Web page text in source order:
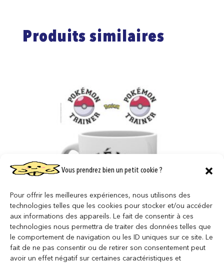
Vous prendrez bien un petit cookie ?
Pour offrir les meilleures expériences, nous utilisons des
technologies telles que les cookies pour stocker et/ou accéder
aux informations des appareils. Le fait de consentir à ces
technologies nous permettra de traiter des données telles que
le comportement de navigation ou les ID uniques sur ce site. Le
fait de ne pas consentir ou de retirer son consentement peut
avoir un effet négatif sur certaines caractéristiques et
Produits similaires